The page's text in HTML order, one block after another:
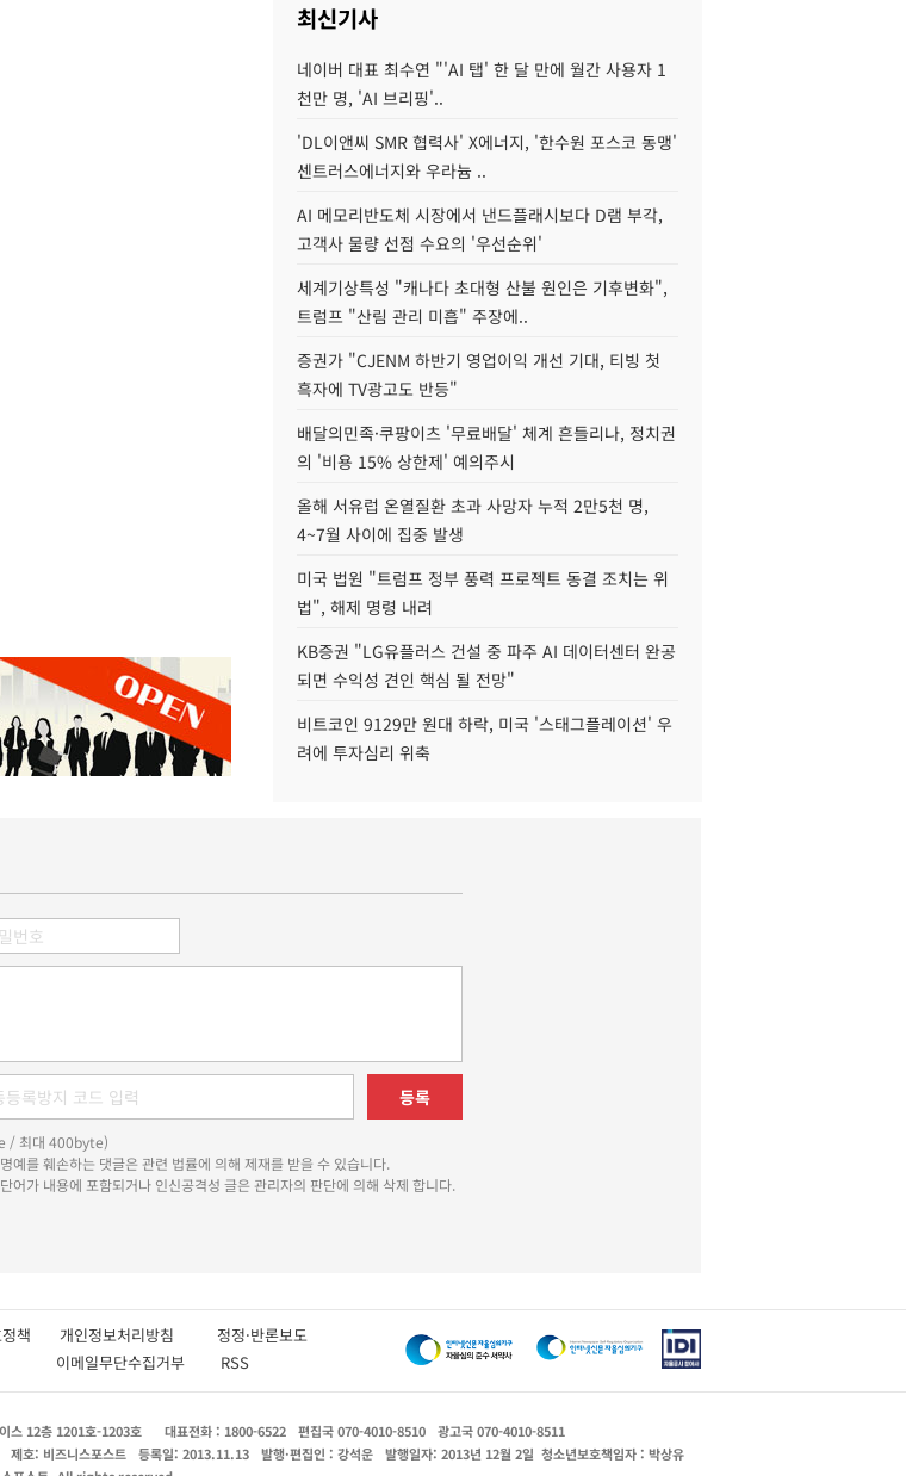
최신기사
네이버 대표 최수연 "'AI 탭' 한 달 만에 월간 사용자 1
천만 명, 'AI 브리핑'..
'DL이앤씨 SMR 협력사' X에너지, '한수원 포스코 동맹'
센트러스에너지와 우라늄 ..
AI 메모리반도체 시장에서 낸드플래시보다 D램 부각,
고객사 물량 선점 수요의 '우선순위'
세계기상특성 "캐나다 초대형 산불 원인은 기후변화",
트럼프 "산림 관리 미흡" 주장에..
증권가 "CJENM 하반기 영업이익 개선 기대, 티빙 첫
흑자에 TV광고도 반등"
배달의민족·쿠팡이츠 '무료배달' 체계 흔들리나, 정치권
의 '비용 15% 상한제' 예의주시
올해 서유럽 온열질환 초과 사망자 누적 2만5천 명,
4~7월 사이에 집중 발생
미국 법원 "트럼프 정부 풍력 프로젝트 동결 조치는 위
법", 해제 명령 내려
KB증권 "LG유플러스 건설 중 파주 AI 데이터센터 완공
되면 수익성 견인 핵심 될 전망"
비트코인 9129만 원대 하락, 미국 '스태그플레이션' 우
려에 투자심리 위축
등록
/ 최대 400byte)
예를 훼손하는 댓글은 관련 법률에 의해 제재를 받을 수 있습니다.
어가 내용에 포함되거나 인신공격성 글은 관리자의 판단에 의해 삭제 합니다.
정책 개인정보처리방침 정정·반론보도
이메일무단수집거부 RSS
스 12층 1201호-1203호 대표전화 : 1800-6522 편집국 070-4010-8510
광고국 070-4010-8511
제호: 비즈니스포스트 등록일: 2013.11.13 발행·편집인 : 강석운 발행일자: 2013년 12월 2일 청소년보호책임자 : 박상유